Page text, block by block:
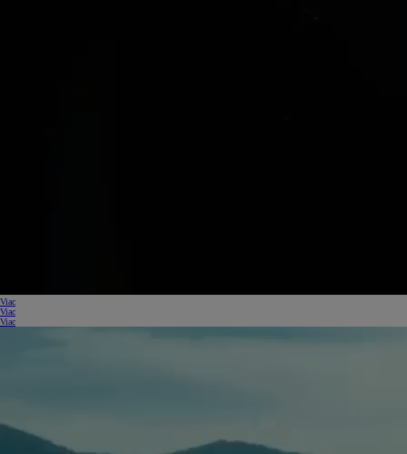
Viac
Viac
Viac